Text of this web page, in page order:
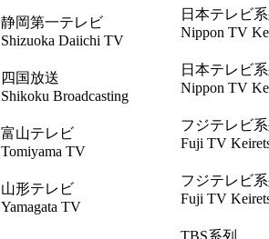
静岡第一テレビ
Shizuoka Daiichi TV
日本テレビ
Nippon TV
四国放送
Shikoku Broadcasting
日本テレビ
Nippon TV
富山テレビ
Tomiyama TV
フジテレビ
Fuji TV
山形テレビ
Yamagata TV
フジテレビ
Fuji TV
TBS系列